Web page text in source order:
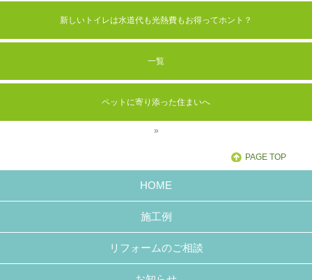
新しいトイレは水道代も光熱費もお得ってホント？
一覧
ペットに寄り添った住まいへ
»
PAGE TOP
HOME
施工例
リフォームのご相談